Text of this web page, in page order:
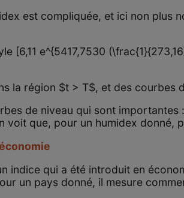
est compliquée, et ici non plus
[6,11 e^{5417,7530
la région $t > T$, et des
de niveau qui sont
voit que, pour un humidex donné,
indice qui a été introduit en
un pays donné, il mesure